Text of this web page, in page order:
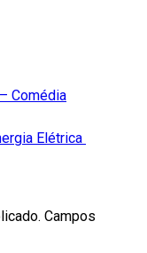
Comédia
Elétrica
Campos